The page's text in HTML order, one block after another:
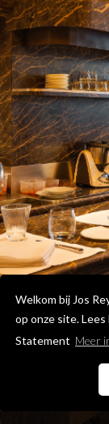
Welkom bij Jos
op onze site.
Statement Meer